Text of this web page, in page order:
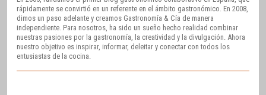
rápidamente se convirtió en un referente en el ámbito gastronómico. En 2008,
dimos un paso adelante y creamos Gastronomía & Cía de manera
independiente. Para nosotros, ha sido un sueño hecho realidad combinar
nuestras pasiones por la gastronomía, la creatividad y la divulgación. Ahora
nuestro objetivo es inspirar, informar, deleitar y conectar con todos los
entusiastas de la cocina.